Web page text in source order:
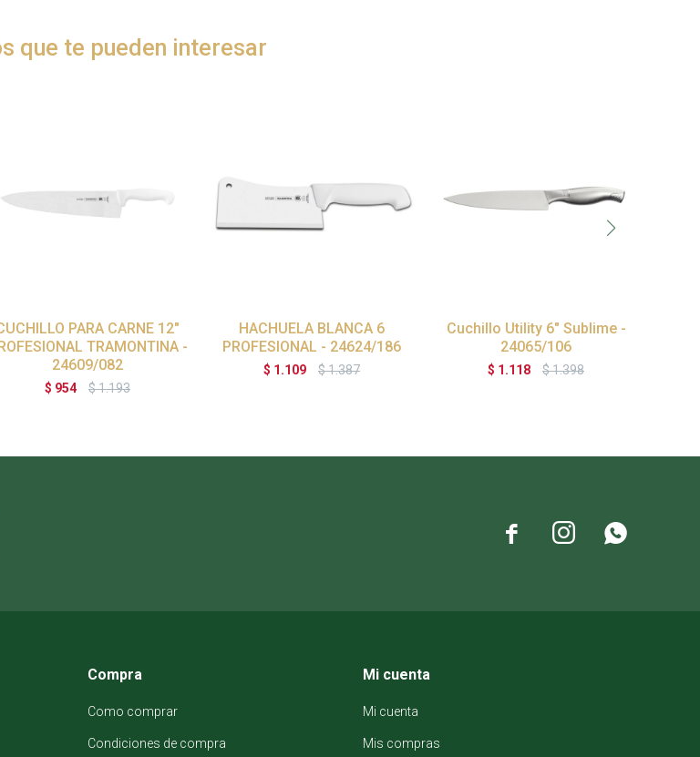
que te pueden interesar
PARA CARNE 12"
TRAMONTINA -
24609/082
$ 954 $1.193
HACHUELA BLANCA 6
PROFESIONAL - 24624/186
$ 1.109 $1.387
Cuchillo Utility 6" Sublime -
24065/106
$ 1.118 $1.398
  
Compra
Como comprar
Condiciones de compra
Mi cuenta
Mi cuenta
Mis compras